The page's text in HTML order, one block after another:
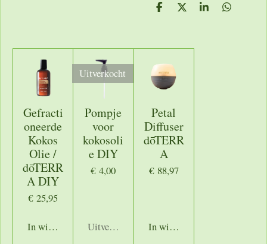
D
n
D
S
D
Gefracti
oneerde
Kokos
Olie /
dōTERR
A DIY
€ 25,95
In winkelwagen
Uitverkocht
Pompje
voor
kokosoli
e DIY
€ 4,00
Uitverkocht
Petal
Diffuser
dōTERR
A
€ 88,97
In winkelwagen